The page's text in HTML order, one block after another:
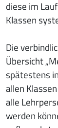
diese im
Klassen
Die
Übersicht
spätestens
allen
alle
werden